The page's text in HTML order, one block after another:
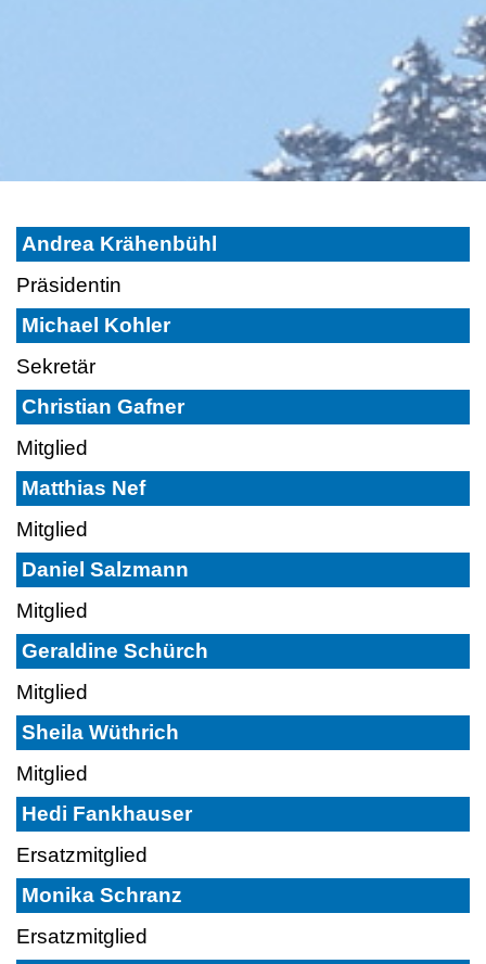
Andrea Krähenbühl
Präsidentin
Michael Kohler
Sekretär
Christian Gafner
Mitglied
Matthias Nef
Mitglied
Daniel Salzmann
Mitglied
Geraldine Schürch
Mitglied
Sheila Wüthrich
Mitglied
Hedi Fankhauser
Ersatzmitglied
Monika Schranz
Ersatzmitglied